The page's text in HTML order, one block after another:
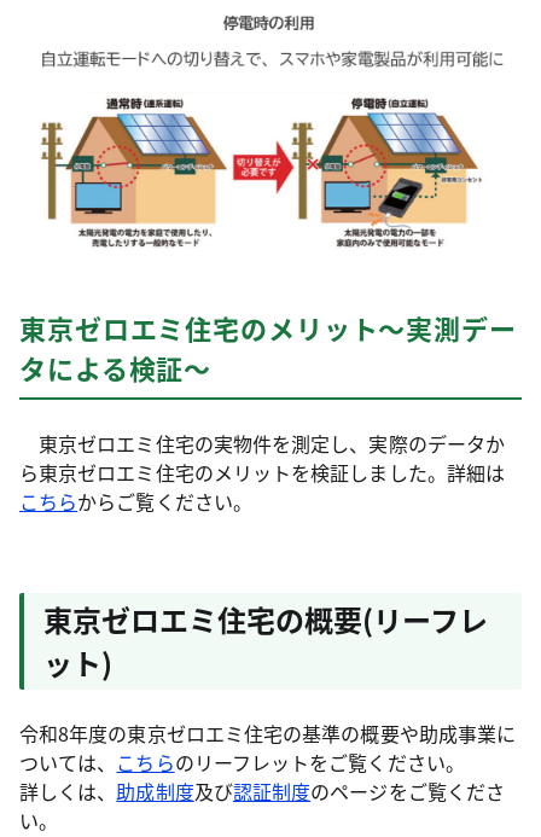
東京ゼロエミ住宅のメリット～実測デー
タによる検証～
東京ゼロエミ住宅の実物件を測定し、実際のデータか
ら東京ゼロエミ住宅のメリットを検証しました。詳細は
こちらからご覧ください。
東京ゼロエミ住宅の概要(リーフレ
ット)
令和8年度の東京ゼロエミ住宅の基準の概要や助成事業に
ついては、 こちらのリーフレットをご覧ください。
詳しくは、助成制度及び認証制度のページをご覧くださ
い。